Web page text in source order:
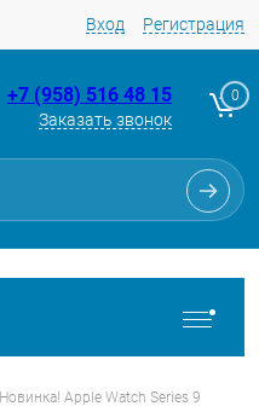
Вход Регистрация
+7 (958) 516 48 15
Заказать звонок
0
Новинка! Apple Watch Series 9